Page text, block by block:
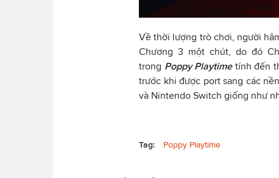
Về thời lượng trò chơi, người
Chương 3 một chút, do đó
trong Poppy Playtimetính đến
trước khi được port sang các
và Nintendo Switch giống như
Tag: Poppy Playtime